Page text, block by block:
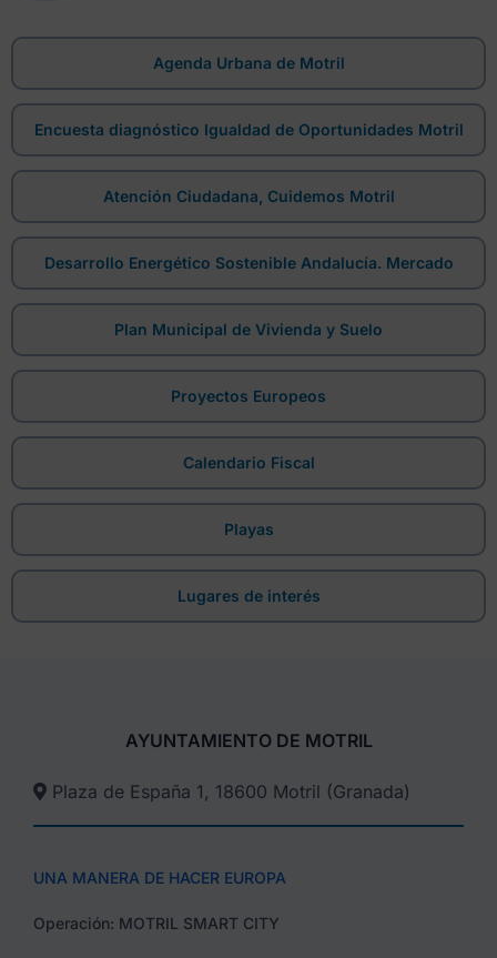
Agenda Urbana de Motril
Encuesta diagnóstico Igualdad de Oportunidades Motril
Atención Ciudadana, Cuidemos Motril
Desarrollo Energético Sostenible Andalucía. Mercado
Plan Municipal de Vivienda y Suelo
Proyectos Europeos
Calendario Fiscal
Playas
Lugares de interés
AYUNTAMIENTO DE MOTRIL
Plaza de España 1, 18600 Motril (Granada)​
UNA MANERA DE HACER EUROPA
Operación: MOTRIL SMART CITY